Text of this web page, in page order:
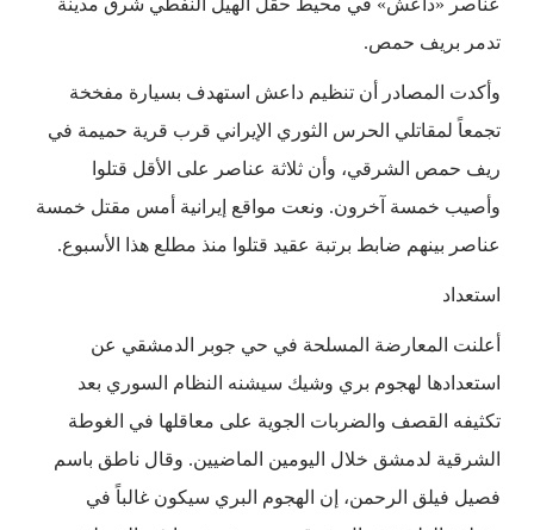
عناصر «داعش» في محيط حقل الهيل النفطي شرق مدينة
تدمر بريف حمص.
وأكدت المصادر أن تنظيم داعش استهدف بسيارة مفخخة
تجمعاً لمقاتلي الحرس الثوري الإيراني قرب قرية حميمة في
ريف حمص الشرقي، وأن ثلاثة عناصر على الأقل قتلوا
وأصيب خمسة آخرون. ونعت مواقع إيرانية أمس مقتل خمسة
عناصر بينهم ضابط برتبة عقيد قتلوا منذ مطلع هذا الأسبوع.
استعداد
أعلنت المعارضة المسلحة في حي جوبر الدمشقي عن
استعدادها لهجوم بري وشيك سيشنه النظام السوري بعد
تكثيفه القصف والضربات الجوية على معاقلها في الغوطة
الشرقية لدمشق خلال اليومين الماضيين. وقال ناطق باسم
فصيل فيلق الرحمن، إن الهجوم البري سيكون غالباً في